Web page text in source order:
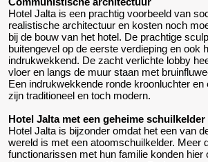
Hotel Jalta is een prachtig voorbeeld van
realistische architectuur en kosten noch
bij de bouw van het hotel. De prachtige
buitengevel op de eerste verdieping en ook
indrukwekkend. De zacht verlichte lobby
vloer en langs de muur staan met
Een indrukwekkende ronde kroonluchter en
zijn traditioneel en toch modern.
Hotel Jalta met een geheime schuilkelder
Hotel Jalta is bijzonder omdat het een van
wereld is met een atoomschuilkelder. Meer
functionarissen met hun familie konden hier